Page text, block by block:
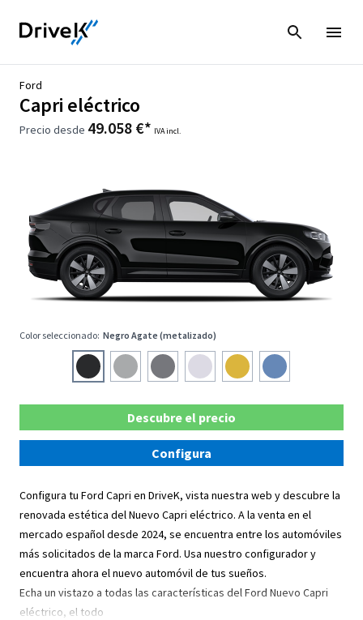
Ford
Capri eléctrico
Precio desde 49.058 €* IVA incl.
Color seleccionado: Negro Agate (metalizado)
Descubre el precio
Configura
Configura tu Ford Capri en DriveK, vista nuestra web y descubre la
renovada estética del Nuevo Capri eléctrico. A la venta en el
mercado español desde 2024, se encuentra entre los automóviles
más solicitados de la marca Ford. Usa nuestro configurador y
encuentra ahora el nuevo automóvil de tus sueños.
Echa un vistazo a todas las características del Ford Nuevo Capri
eléctrico, el todo